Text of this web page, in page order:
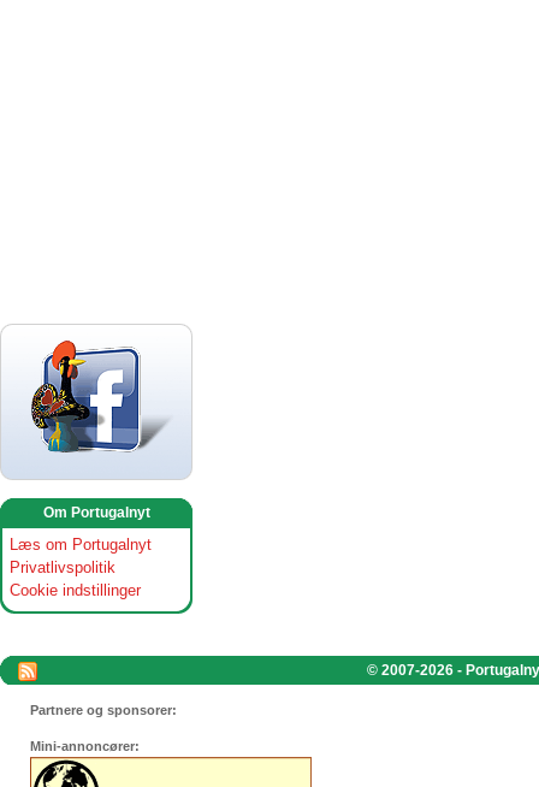
Om Portugalnyt
Læs om Portugalnyt
Privatlivspolitik
Cookie indstillinger
© 2007-2026 -
Partnere og sponsorer:
Mini-annoncører: